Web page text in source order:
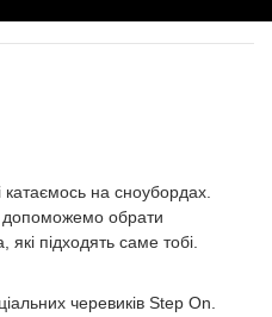
на сноубордах.
допоможемо обрати
підходять саме тобі.
черевиків Step On.